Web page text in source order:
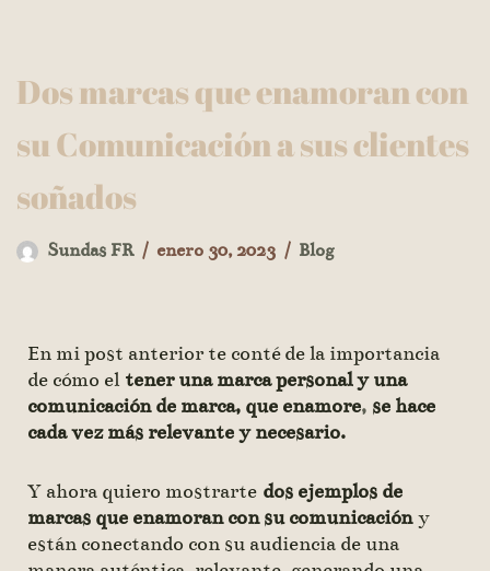
al
contenido
Dos marcas que enamoran con
su Comunicación a sus clientes
soñados
Sundas FR enero 30, 2023 Blog
En mi post anterior te conté de la importancia
de cómo el tener una marca personal y una
comunicación de marca, que enamore, se hace
cada vez más relevante y necesario.
Y ahora quiero mostrarte dos ejemplos de
marcas que enamoran con su comunicacióny
están conectando con su audiencia de una